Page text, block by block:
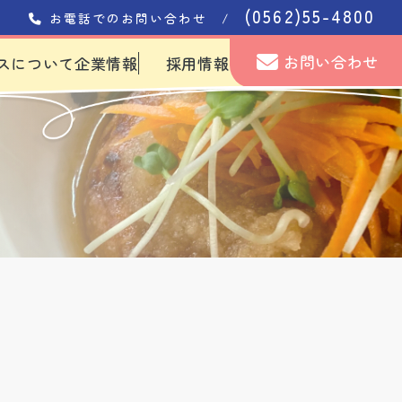
お電話でのお問い合わせ / (0562)55-4800
について企業情報 採用情報 お問い合わせ